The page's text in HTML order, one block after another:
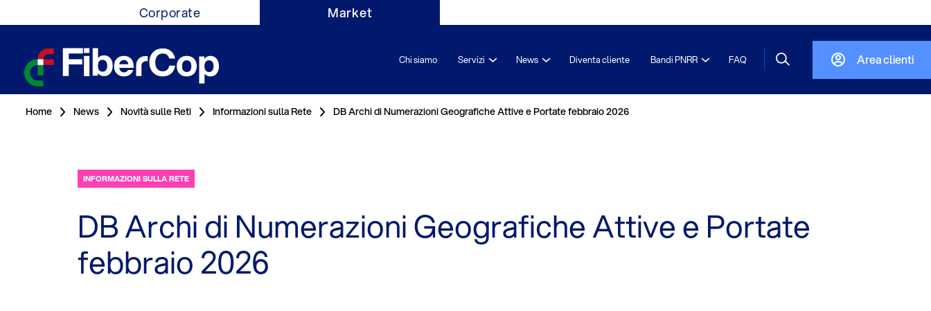
Corporate Market
Chi siamo Servizi News Diventa cliente Bandi PNRR FAQ Area clienti
Home News Novità sulle Reti Informazioni sulla Rete DB Archi di Numerazioni Geografiche Attive e Portate febbraio 2026
INFORMAZIONI SULLA RETE
DB Archi di Numerazioni Geografiche Attive e Portate
febbraio 2026